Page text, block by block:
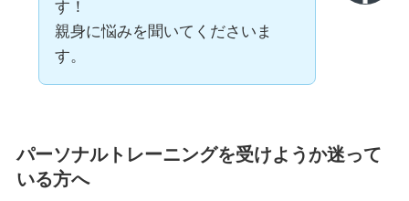
す！
親身に悩みを聞いてくださいま
す。
パーソナルトレーニングを受けようか迷って
いる方へ